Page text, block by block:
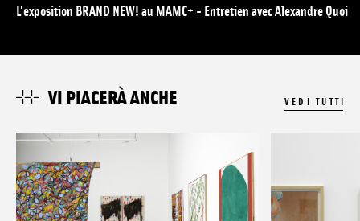
L'exposition BRAND NEW! au MAMC+ - Entretien avec Alexandre Quoi
VI PIACERÀ ANCHE VEDI TUTTI